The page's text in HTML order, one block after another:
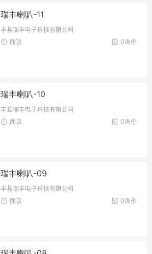
瑞丰喇叭-11
丰县瑞丰电子科技有限公司
0询价
面议
瑞丰喇叭-10
丰县瑞丰电子科技有限公司
0询价
面议
瑞丰喇叭-09
丰县瑞丰电子科技有限公司
0询价
面议